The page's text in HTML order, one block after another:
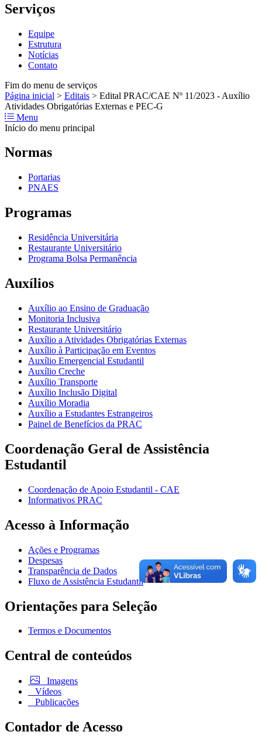
Serviços
Equipe
Estrutura
Notícias
Contato
Fim do menu de serviços
Página inicial > Editais > Edital PRAC/CAE Nº 11/2023 - Auxílio
Atividades Obrigatórias Externas e PEC-G
Menu
Início do menu principal
Normas
Portarias
PNAES
Programas
Residência Universitária
Restaurante Universitário
Programa Bolsa Permanência
Auxílios
Auxílio ao Ensino de Graduação
Monitoria Inclusiva
Restaurante Universitário
Auxílio a Atividades Obrigatórias Externas
Auxílio à Participação em Eventos
Auxílio Emergencial Estudantil
Auxílio Creche
Auxílio Transporte
Auxílio Inclusão Digital
Auxílio Moradia
Auxílio a Estudantes Estrangeiros
Painel de Benefícios da PRAC
Coordenação Geral de Assistência
Estudantil
Coordenação de Apoio Estudantil - CAE
Informativos PRAC
Acesso à Informação
Ações e Programas
Despesas
Transparência de Dados
Fluxo de Assistência Estudantil
Orientações para Seleção
Termos e Documentos
Central de conteúdos
Imagens
Vídeos
Publicações
Contador de Acesso